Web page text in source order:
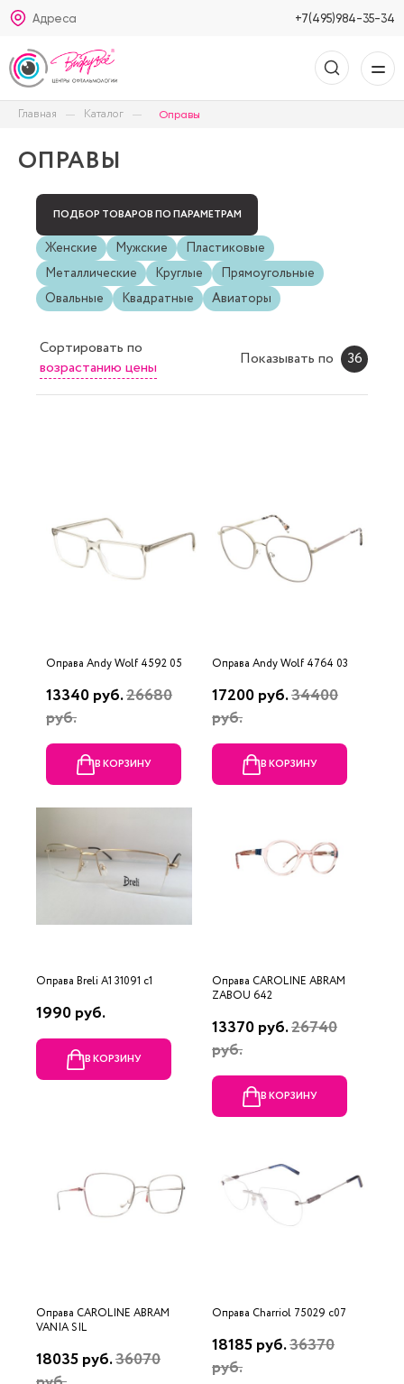
Адреса +7(495)984-35-34
Главная Каталог Оправы
ОПРАВЫ
ПОДБОР ТОВАРОВ ПО ПАРАМЕТРАМ
Женские Мужские
Пластиковые
Металлические
Круглые
Прямоугольные
Овальные
Квадратные Авиаторы
Сортировать по
возрастанию цены
Показывать по 36
Оправа Andy Wolf 4592 05
13340 руб.26680
руб.
В КОРЗИНУ
Оправа Andy Wolf 4764 03
17200 руб.34400
руб.
В КОРЗИНУ
Оправа Breli A1 31091 c1
1990 руб.
В КОРЗИНУ
Оправа CAROLINE ABRAM
ZABOU 642
13370 руб.26740
руб.
В КОРЗИНУ
Оправа CAROLINE ABRAM
VANIA SIL
18035 руб.36070
Оправа Charriol 75029 c07
18185 руб.36370
руб.